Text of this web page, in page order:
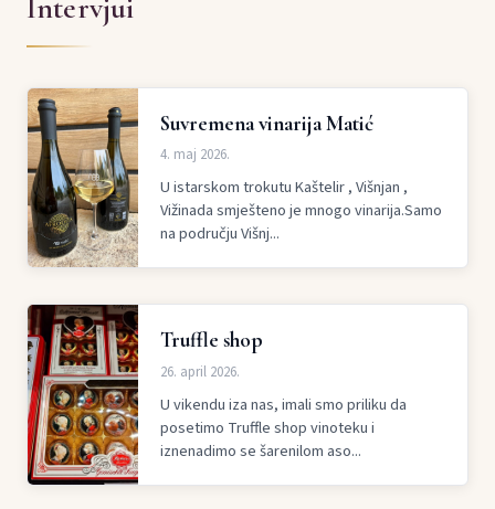
Intervjui
Suvremena vinarija Matić
4. maj 2026.
U istarskom trokutu Kaštelir , Višnjan ,
Vižinada smješteno je mnogo vinarija.Samo
na području Višnj...
Truffle shop
26. april 2026.
U vikendu iza nas, imali smo priliku da
posetimo Truffle shop vinoteku i
iznenadimo se šarenilom aso...